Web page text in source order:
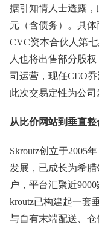
据引知情人士透露，
元（含债务）。具
CVC资本合伙人第
人也将出售部分股
司运营，现任CEO
此次交易定性为公
从比价网站到垂直整
Skroutz创立于2005
发展，已成长为希
户，平台汇聚近
kroutz已构建起一套
与自有末端配送、